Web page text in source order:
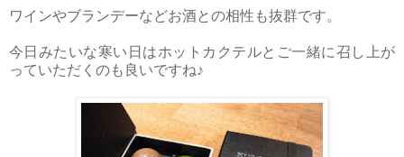
ワインやブランデーなどお酒との相性も抜群です。
今日みたいな寒い日はホットカクテルとご一緒に召し上が
っていただくのも良いですね♪